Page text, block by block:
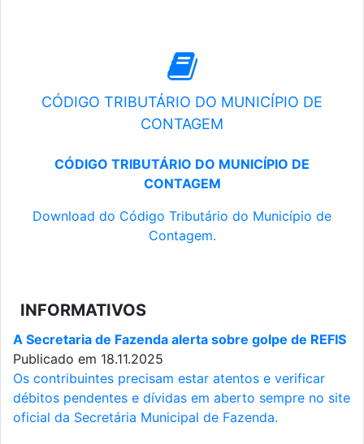
CÓDIGO TRIBUTÁRIO DO MUNICÍPIO DE
CONTAGEM
CÓDIGO TRIBUTÁRIO DO MUNICÍPIO DE
CONTAGEM
Download do Código Tributário do Município de
Contagem.
INFORMATIVOS
A Secretaria de Fazenda alerta sobre golpe de REFIS
Publicado em 18.11.2025
Os contribuintes precisam estar atentos e verificar
débitos pendentes e dívidas em aberto sempre no site
oficial da Secretária Municipal de Fazenda.